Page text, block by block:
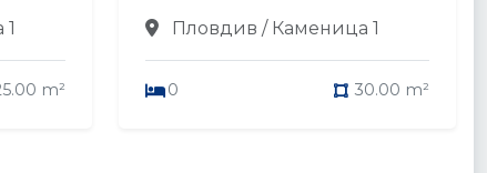
m²
Пловдив / Каменица 1
0 30.00 m²